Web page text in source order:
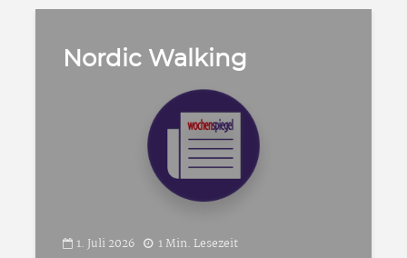
Nordic Walking
1. Juli 2026 1 Min. Lesezeit